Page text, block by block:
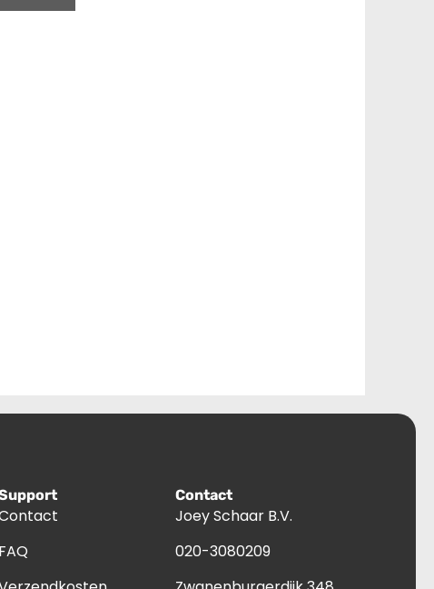
FAQ
Contact
Joey Schaar B.V.
020-3080209